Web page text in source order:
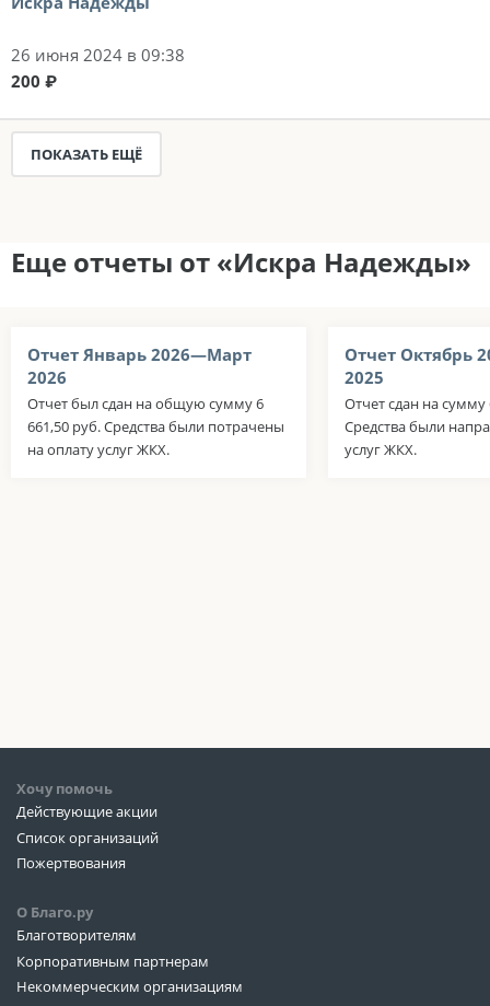
26 июня 2024 в 09:38
200 ₽
ПОКАЗАТЬ ЕЩЁ
Еще отчеты от «Искра Надежды»
Отчет Январь 2026—Март
2026
Отчет был сдан на общую сумму 6
661,50 руб. Средства были потрачены
на оплату услуг ЖКХ.
Отчет Октябрь
2025
Отчет сдан на сумму
Средства были
услуг ЖКХ.
Хочу помочь
Действующие акции
Список организаций
Пожертвования
О Благо.ру
Благотворителям
Корпоративным партнерам
Некоммерческим организациям